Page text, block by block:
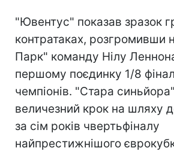
"Ювентус" показав зразок
контратаках, розгромивши
Парк" команду Нілу
першому поєдинку 1/8
чемпіонів. "Стара
величезний крок на шляху
за сім років чвертьфіналу
найпрестижнішого